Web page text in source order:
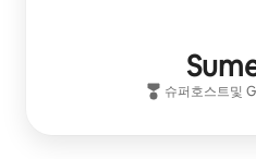
슈퍼호스트및